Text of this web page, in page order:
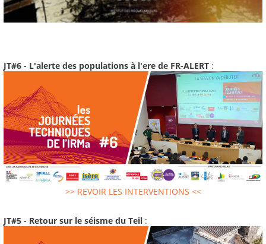
JT#6 - L'alerte des populations à l'ere de FR-ALERT :
>> REVOIR LES INTERVENTIONS <<
JT#5 - Retour sur le séisme du Teil :